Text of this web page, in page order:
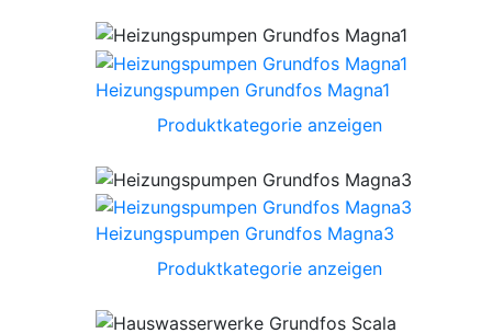
Heizungspumpen Grundfos Magna1
Produktkategorie anzeigen
Heizungspumpen Grundfos Magna3
Produktkategorie anzeigen